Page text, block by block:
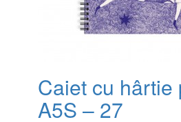
Caiet cu hârtie
A5S – 27